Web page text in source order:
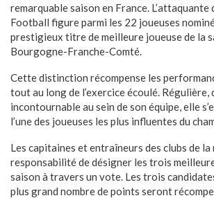
remarquable saison en France. L’attaquante
Football figure parmi les 22 joueuses
prestigieux titre de meilleure joueuse de la
Bourgogne-Franche-Comté.
Cette distinction récompense les
tout au long de l’exercice écoulé. Régulière,
incontournable au sein de son équipe, elle
l’une des joueuses les plus influentes du
Les capitaines et entraîneurs des clubs de
responsabilité de désigner les trois
saison à travers un vote. Les trois
plus grand nombre de points seront